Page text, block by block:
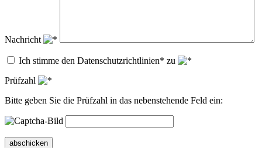
Nachricht
Ich stimme den Datenschutzrichtlinien* zu
Prüfzahl
Bitte geben Sie die Prüfzahl in das nebenstehende Feld ein:
abschicken